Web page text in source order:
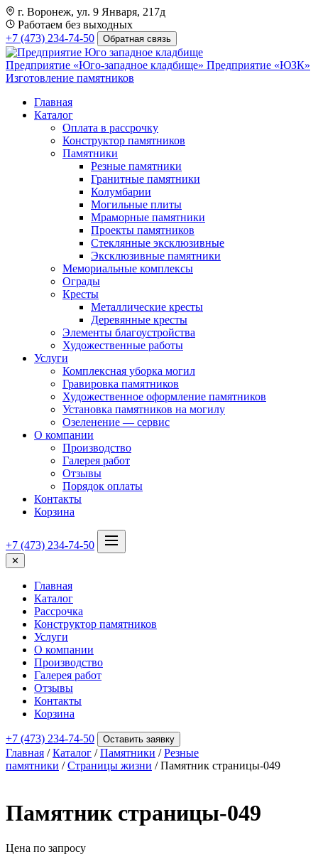
г. Воронеж, ул. 9 Января, 217д
Работаем без выходных
+7 (473) 234-74-50
Обратная связь
Предприятие «Юго-западное кладбище» Предприятие «ЮЗК»
Изготовление памятников
Главная
Каталог
Оплата в рассрочку
Конструктор памятников
Памятники
Резные памятники
Гранитные памятники
Колумбарии
Могильные плиты
Мраморные памятники
Проекты памятников
Стеклянные эксклюзивные
Эксклюзивные памятники
Мемориальные комплексы
Ограды
Кресты
Металлические кресты
Деревянные кресты
Элементы благоустройства
Художественные работы
Услуги
Комплексная уборка могил
Гравировка памятников
Художественное оформление памятников
Установка памятников на могилу
Озеленение — сервис
О компании
Производство
Галерея работ
Отзывы
Порядок оплаты
Контакты
Корзина
+7 (473) 234-74-50
✕
Главная
Каталог
Рассрочка
Конструктор памятников
Услуги
О компании
Производство
Галерея работ
Отзывы
Контакты
Корзина
+7 (473) 234-74-50 Оставить заявку
Главная /Каталог /Памятники /Резные
памятники /Страницы жизни / Памятник страницы-049
Памятник страницы-049
Цена по запросу